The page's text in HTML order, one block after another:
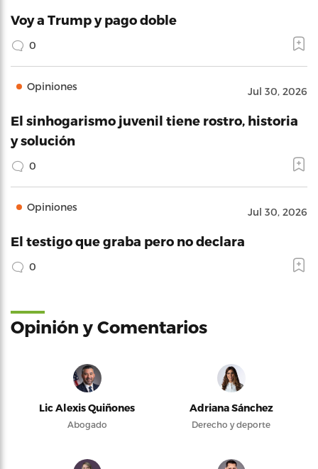
Voy a Trump y pago doble
0
Opiniones Jul 30, 2026
El sinhogarismo juvenil tiene rostro, historia
y solución
0
Opiniones Jul 30, 2026
El testigo que graba pero no declara
0
Opinión y Comentarios
Lic Alexis Quiñones
Abogado
Adriana Sánchez
Derecho y deporte